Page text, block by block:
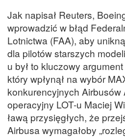
Jak napisał Reuters,
wprowadzić w błąd
Lotnictwa (FAA), aby
dla pilotów starszych
u był to kluczowy
który wpłynął na wybór
konkurencyjnych Airbusów
operacyjny LOT-u Maciej
ławą przysięgłych, że
Airbusa wymagałoby